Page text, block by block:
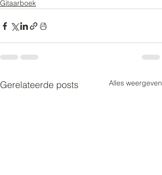
Gitaarboek
Gerelateerde posts Alles weergeven